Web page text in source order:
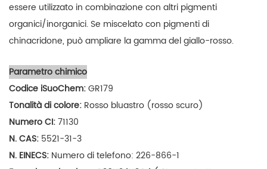
essere utilizzato in combinazione con altri pigmenti
organici/inorganici. Se miscelato con pigmenti di
chinacridone, può ampliare la gamma del giallo-rosso.
Parametro chimico
Codice iSuoChem:GR179
Tonalità di colore: Rosso bluastro (rosso scuro)
Numero CI:71130
N. CAS: 5521-31-3
N. EINECS: Numero di telefono: 226-866-1